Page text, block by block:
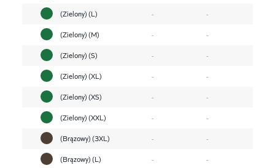
(Zielony) (L)
-
-
(Zielony) (M)
-
-
(Zielony) (S)
-
-
(Zielony) (XL)
-
-
(Zielony) (XS)
-
-
(Zielony) (XXL)
-
-
(Brązowy) (3XL)
-
-
(Brązowy) (L)
-
-